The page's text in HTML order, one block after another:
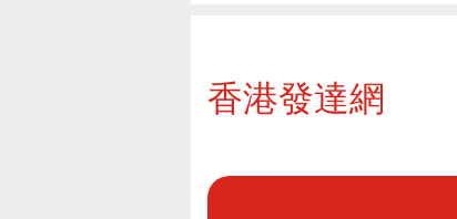
香港發達網